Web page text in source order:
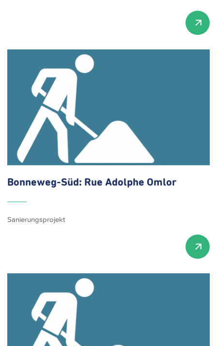
Bonneweg-Süd: Rue Adolphe Omlor
Sanierungsprojekt